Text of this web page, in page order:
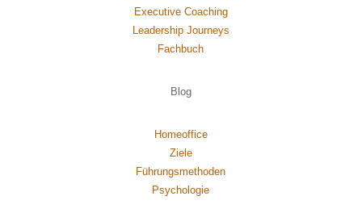
Executive Coaching
Leadership Journeys
Fachbuch
Blog
Homeoffice
Ziele
Führungsmethoden
Psychologie